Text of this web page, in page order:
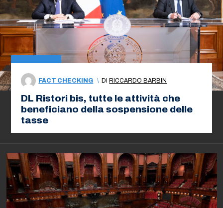
FACT CHECKING \ DIRICCARDO BARBIN
DL Ristori bis, tutte le attività che
beneficiano della sospensione delle
tasse